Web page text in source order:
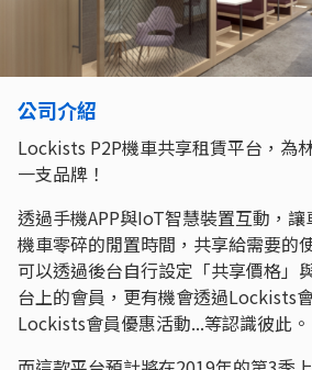
公司介紹
Lockists P2P機車共享租賃平台，為
一支品牌！
透過手機APP與IoT智慧裝置互動，
機車零碎的閒置時間，共享給需要的
可以透過後台自行設定「共享價格」
台上的會員，更有機會透過Lockists
Lockists會員優惠活動...等認識彼此。